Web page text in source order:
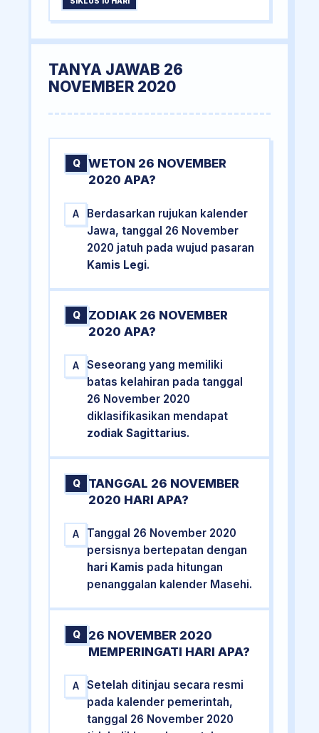
TANYA JAWAB 26
NOVEMBER 2020
Q
WETON 26 NOVEMBER
2020 APA?
A
Berdasarkan rujukan kalender
Jawa, tanggal 26 November
2020 jatuh pada wujud pasaran
Kamis Legi.
Q
ZODIAK 26 NOVEMBER
2020 APA?
A
Seseorang yang memiliki
batas kelahiran pada tanggal
26 November 2020
diklasifikasikan mendapat
zodiak Sagittarius.
Q
TANGGAL 26 NOVEMBER
2020 HARI APA?
A
Tanggal 26 November 2020
persisnya bertepatan dengan
hari Kamis pada hitungan
penanggalan kalender Masehi.
Q
26 NOVEMBER 2020
MEMPERINGATI HARI APA?
A
Setelah ditinjau secara resmi
pada kalender pemerintah,
tanggal 26 November 2020